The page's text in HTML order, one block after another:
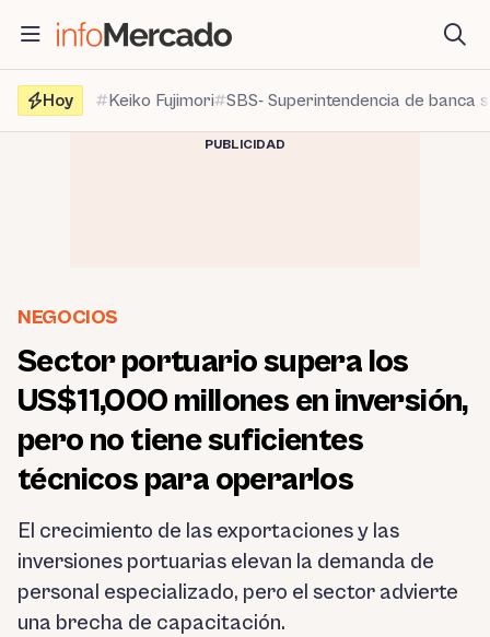
contenido
Hoy
Keiko Fujimori SBS- Superintendencia de banca
PUBLICIDAD
NEGOCIOS
Sector portuario supera los
US$11,000 millones en inversión,
pero no tiene suficientes
técnicos para operarlos
El crecimiento de las exportaciones y las
inversiones portuarias elevan la demanda de
personal especializado, pero el sector advierte
una brecha de capacitación.